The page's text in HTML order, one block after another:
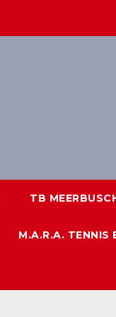
TB
M.A.R.A. TENNIS